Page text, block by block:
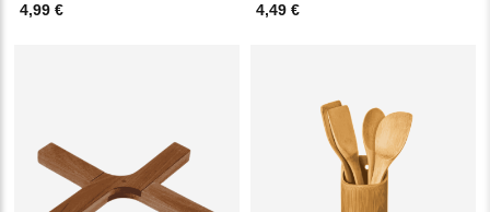
4,99 €
4,49 €